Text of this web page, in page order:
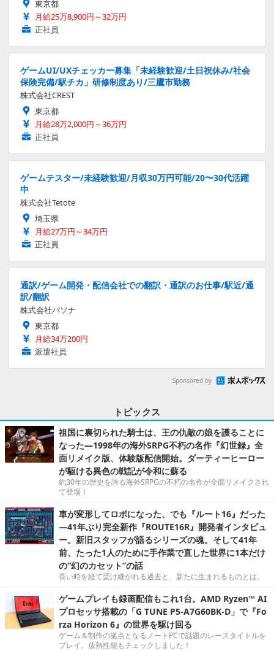
東京都
月給25万8,900円～32万円
正社員
ゲームUI/UXチェッカー募集「未経験歓迎/土日祝休み/社会
保険完備/駅チカ」研修制度あり/三鷹市勤務
株式会社CREST
東京都
月給28万2,000円～36万円
正社員
ゲームテスター/未経験歓迎/月収30万円可能/20〜30代活躍
中
株式会社Tetote
埼玉県
月給27万円～34万円
正社員
通訳/ゲーム開発・配信会社での翻訳・通訳のお仕事/駅近/通
訳/翻訳
株式会社パソナ
東京都
月給34万200円
派遣社員
Sponsored by
トピックス
祖国に裏切られた騎士は、王の仇敵の娘を護ることに
なった―1998年の海外SRPG不朽の名作『幻世録』全
面リメイク版、体験版配信開始。ダーティーヒーロー
が駆ける異色の戦記が令和に蘇る
約30年の歴史を誇る海外SRPGの不朽の名作が全面リメイクされ
て登場！
車が変形してロボになった、でも『ルート16』だった
―41年ぶり完全新作『ROUTE16R』開発者インタビュ
ー。新旧スタッフが語るシリーズの魂。そして41年
前、たった1人のために手作業で直した世界に1本だけ
の“幻のカセット”の話
長い時を経て受け継がれる過去と、新たに生まれるものとは。
ゲームプレイも録画配信もこれ1台。AMD Ryzen™ AI
プロセッサ搭載の「G TUNE P5-A7G60BK-D」で『Fo
rza Horizon 6』の世界を駆け回る
ゲーム＆制作の拠点となるノートPCで話題のレースタイトルを
プレイ。放熱性能もチェックしました！